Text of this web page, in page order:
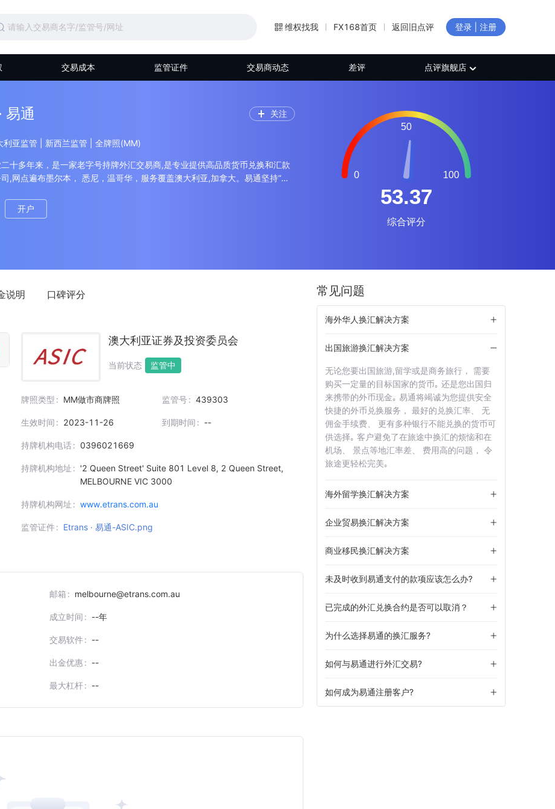
维权找我 FX168首页 返回旧点评 登录 | 注册
交易成本 监管证件 交易商动态 差评 点评旗舰店
易通 关注
亚监管 | 新西兰监管 | 全牌照(MM)
十多年来，是一家老字号持牌外汇交易商,是专业提供高品质货币兑换和汇款
,网点遍布墨尔本， 悉尼，温哥华，服务覆盖澳大利亚,加拿大。易通坚持“诚
心华人同胞,服务华人乡亲,并引以为荣｡易通拥有高学历,多语种,经验丰富的
您提供最具个性化的货币兑换和汇款服务,助您最大限度的实现换汇目标,与您发
赢的合作关系｡
开户
说明 口碑评分
澳大利亚证券及投资委员会
当前状态 监管中
牌照类型 MM做市商牌照 监管号 439303
生效时间 2023-11-26 到期时间 --
持牌机构电话 0396021669
持牌机构地址
'2 Queen Street' Suite 801 Level 8, 2 Queen Street,
MELBOURNE VIC 3000
持牌机构网址 www.etrans.com.au
监管证件 Etrans · 易通-ASIC.png
邮箱 melbourne@etrans.com.au
成立时间 --年
交易软件 --
出金优惠 --
最大杠杆 --
常见问题
海外华人换汇解决方案
出国旅游换汇解决方案
无论您要出国旅游,留学或是商务旅行， 需要
购买一定量的目标国家的货币｡ 还是您出国归
来携带的外币现金｡ 易通将竭诚为您提供安全
快捷的外币兑换服务， 最好的兑换汇率、 无
佣金手续费、 更有多种银行不能兑换的货币可
供选择｡ 客户避免了在旅途中换汇的烦恼和在
机场、 景点等地汇率差、 费用高的问题， 令
旅途更轻松完美｡
海外留学换汇解决方案
企业贸易换汇解决方案
商业移民换汇解决方案
未及时收到易通支付的款项应该怎么办?
已完成的外汇兑换合约是否可以取消？
为什么选择易通的换汇服务?
如何与易通进行外汇交易?
如何成为易通注册客户?